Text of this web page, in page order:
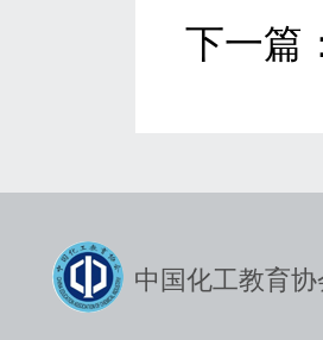
下一篇
中国化工教育